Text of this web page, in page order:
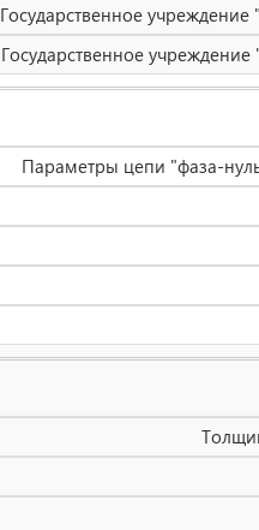
Государственное
Государственное
Параметры цепи "фаза-